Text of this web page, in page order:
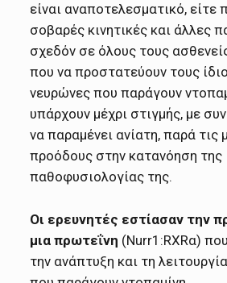
είναι αναποτελεσματικό, είτε
σοβαρές κινητικές και άλλες
σχεδόν σε όλους τους
που να προστατεύουν τους
νευρώνες που παράγουν
υπάρχουν μέχρι στιγμής, με
να παραμένει ανίατη, παρά τις
προόδους στην κατανόηση της
παθοφυσιολογίας της.
Οι ερευνητές εστίασαν την
μια πρωτεΐνη (Nurr1:RXRα)
την ανάπτυξη και τη